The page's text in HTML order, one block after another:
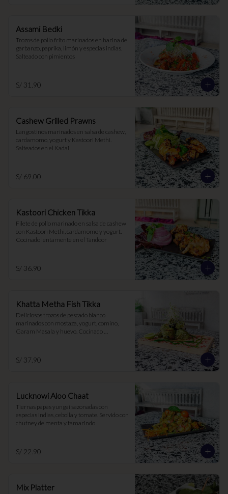
Assami Bedki
Trozos de pollo frito marinados en harina de
garbanzo, paprika, limón y especias indias.
Salteado con pimientos
S/ 31.90
Cashew Grilled Prawns
Langostinos marinados en salsa de cashew,
cardamomo, yogurt y Kastoori Methi.
Salteados en el Kadai
S/ 69.00
Kastoori Chicken Tikka
Filete de pollo marinado en salsa de cashew
con Kastoori Methi, cardamomo y yogurt.
Cocinado lentamente en el Tandoor
S/ 36.90
Khatta Metha Fish Tikka
Deliciosos trozos de pescado blanco
marinados con mostaza, yogurt, comino,
Garam Masala y huevo. Cocinado
S/ 37.90
Lucknowi Aloo Chaat
Tiernas papas yungai sazonadas con
especias indias, cebolla y tomate. Servido con
chutney de menta y tamarindo
S/ 22.90
Mix Platter